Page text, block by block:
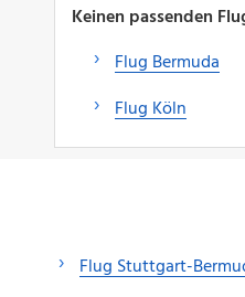
Keinen passenden
Flug Bermuda
Flug Köln
Flug Stuttgart-